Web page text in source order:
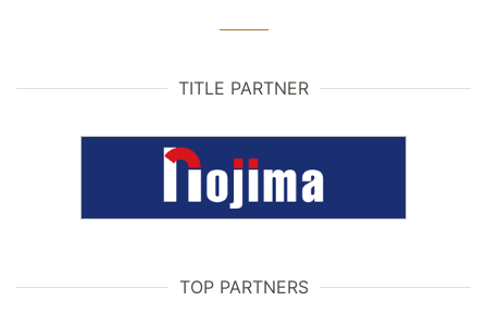
TITLE PARTNER
TOP PARTNERS